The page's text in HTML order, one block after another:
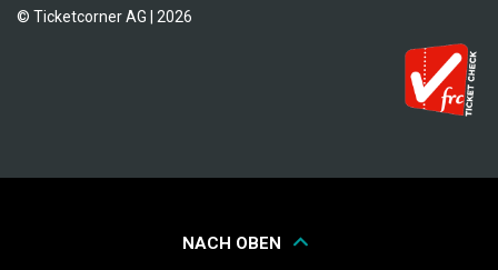
© Ticketcorner AG | 2026
NACH OBEN